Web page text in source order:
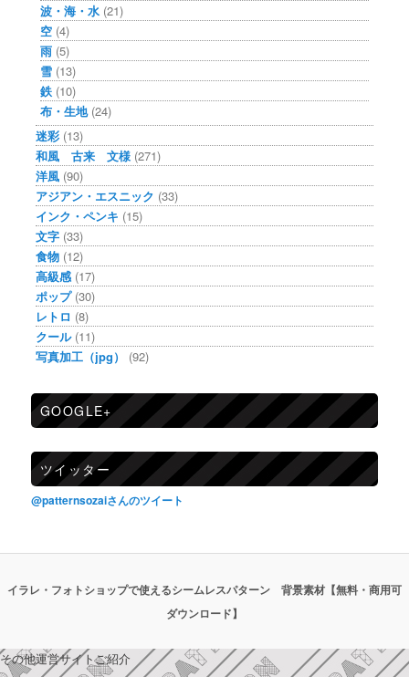
波・海・水 (21)
空 (4)
雨 (5)
雪 (13)
鉄 (10)
布・生地(24)
迷彩 (13)
和風 古来 文様 (271)
洋風 (90)
アジアン・エスニック (33)
インク・ペンキ (15)
文字 (33)
食物 (12)
高級感 (17)
ポップ(30)
レトロ (8)
クール(11)
写真加工（jpg）
(92)
GOOGLE+
ツイッター
@patternsozaiさんのツイート
イラレ・フォトショップで使えるシームレスパターン 背景素材【無料・商用可
ダウンロード】
その他運営サイトご紹介